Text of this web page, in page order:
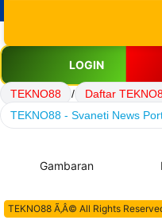
LOGIN
TEKNO88 / Daftar
TEKNO88 - Svaneti News
Gambaran
TEKNO88 Ã‚Â© All Rights